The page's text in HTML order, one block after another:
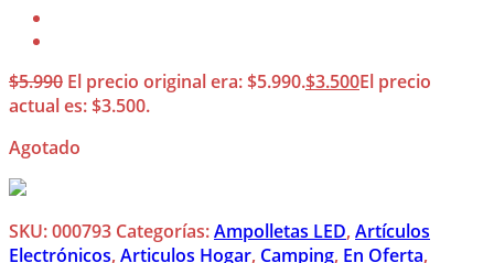
$5.990 El precio original era: $5.990.$3.500El precio
actual es: $3.500.
Agotado
SKU:000793 Categorías:Ampolletas LED, Artículos
Electrónicos, Articulos Hogar, Camping, En Oferta,